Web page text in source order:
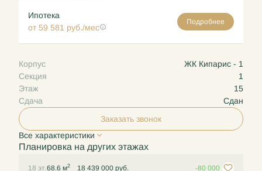
Ипотека
от 59 581 руб./мес
Подробнее
Корпус
ЖК Кипарис - 1
Секция
1
Этаж
15
Сдача
Сдан
Заказать звонок
Все характеристики
Планировка на других этажах
18 эт.68.6 м2 18 439 000 руб. -80 000